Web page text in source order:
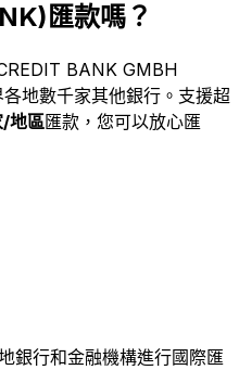
匯款嗎？
BANK GMBH
地數千家其他銀行。支援超
地區匯款，您可以放心匯
銀行和金融機構進行國際匯